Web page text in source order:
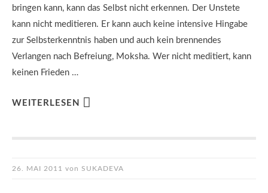
bringen kann, kann das Selbst nicht erkennen. Der Unstete
kann nicht meditieren. Er kann auch keine intensive Hingabe
zur Selbsterkenntnis haben und auch kein brennendes
Verlangen nach Befreiung, Moksha. Wer nicht meditiert, kann
keinen Frieden …
WEITERLESEN
26. MAI 2011 von SUKADEVA